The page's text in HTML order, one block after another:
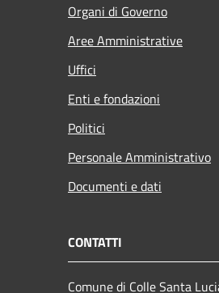
Organi di Governo
Aree Amministrative
Uffici
Enti e fondazioni
Politici
Personale Amministrativo
Documenti e dati
CONTATTI
Comune di Colle Santa